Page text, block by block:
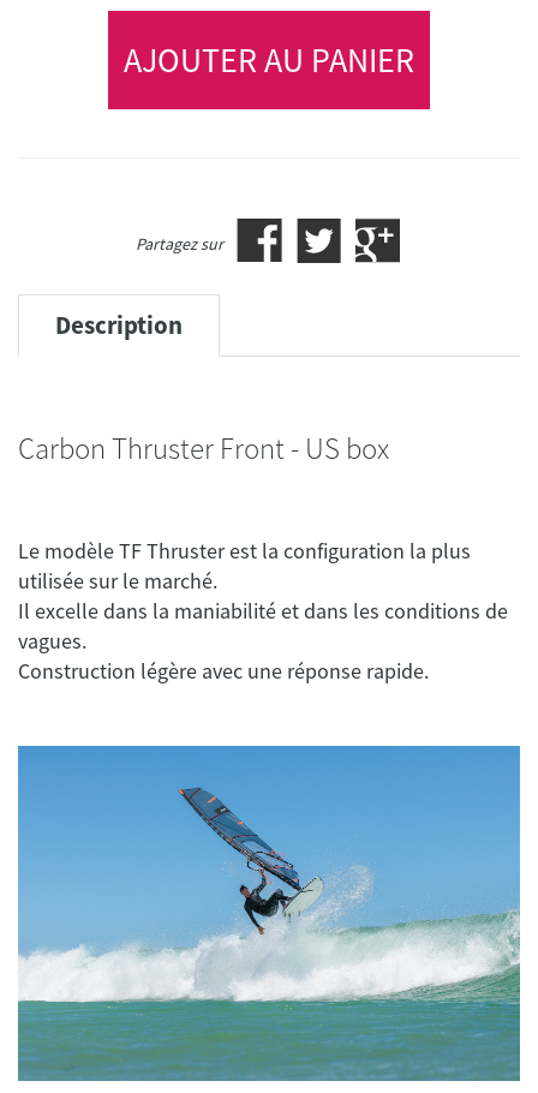
AJOUTER AU PANIER
Partagez sur
Description
Carbon Thruster Front - US box
Le modèle TF Thruster est la configuration la plus
utilisée sur le marché.
Il excelle dans la maniabilité et dans les conditions de
vagues.